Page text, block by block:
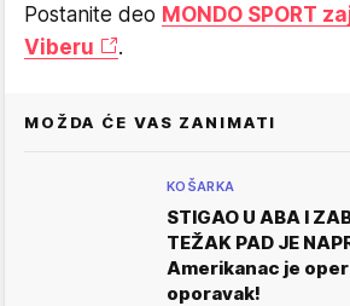
Postanite deo MONDO SPORT
Viberu
.
MOŽDA ĆE VAS ZANIMATI
KOŠARKA
STIGAO U ABA I
TEŽAK PAD JE
Amerikanac je
oporavak!